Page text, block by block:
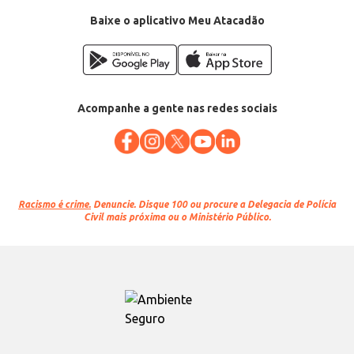
Baixe o aplicativo Meu Atacadão
Acompanhe a gente nas redes sociais
Racismo é crime. Denuncie. Disque 100 ou procure a Delegacia de Polícia
Civil mais próxima ou o Ministério Público.